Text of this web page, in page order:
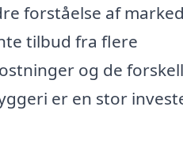
forståelse af
tilbud fra flere
og de
er en stor